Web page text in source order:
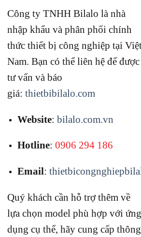
Công ty TNHH Bilalo là nhà
nhập khẩu và phân phối chính
thức thiết bị công nghiệp tại
Nam. Bạn có thể liên hệ để được
tư vấn và báo
giá: thietbibilalo.com
Website: bilalo.com.vn
Hotline: 0906 294 186
Email:
Quý khách cần hỗ trợ thêm về
lựa chọn model phù hợp với ứng
dụng cụ thể, hãy cung cấp thông